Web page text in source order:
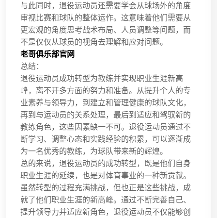
与此同时，退役运动员还需要学会从球场外的角度
审视比赛和球队的整体运作。这意味着他们需要从
更宏观的角度思考战术布局、人员调整等问题，而
不是仅仅从球员的视角去理解和应对问题。
老哥俱乐部官网
总结：
退役运动员成功转型为教练并实现职业生涯新高
峰，离不开多方面的努力和准备。从提升个人的专
业素养与领导力，到建立和管理健康的球队文化，
再到与运动员的关系处理，最后到适应和驾驭新的
教练角色，这些因素缺一不可。退役运动员通过不
断学习、调整心态和实践经验的积累，可以逐渐成
为一名优秀的教练，为球队带来新的辉煌。
总的来说，退役运动员的成功转型，既是他们自身
职业生涯的延续，也是对体育事业的一种新贡献。
虽然转型的过程充满挑战，但也正是这些挑战，成
就了他们职业生涯的新高峰。通过不断完善自己、
提升领导力并适应新角色，退役运动员不仅能够创